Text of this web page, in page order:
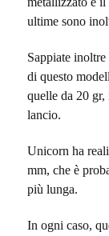
ultime sono
Sappiate
di questo
quelle da 20
lancio.
Unicorn ha
mm, che è
più lunga.
In ogni caso,